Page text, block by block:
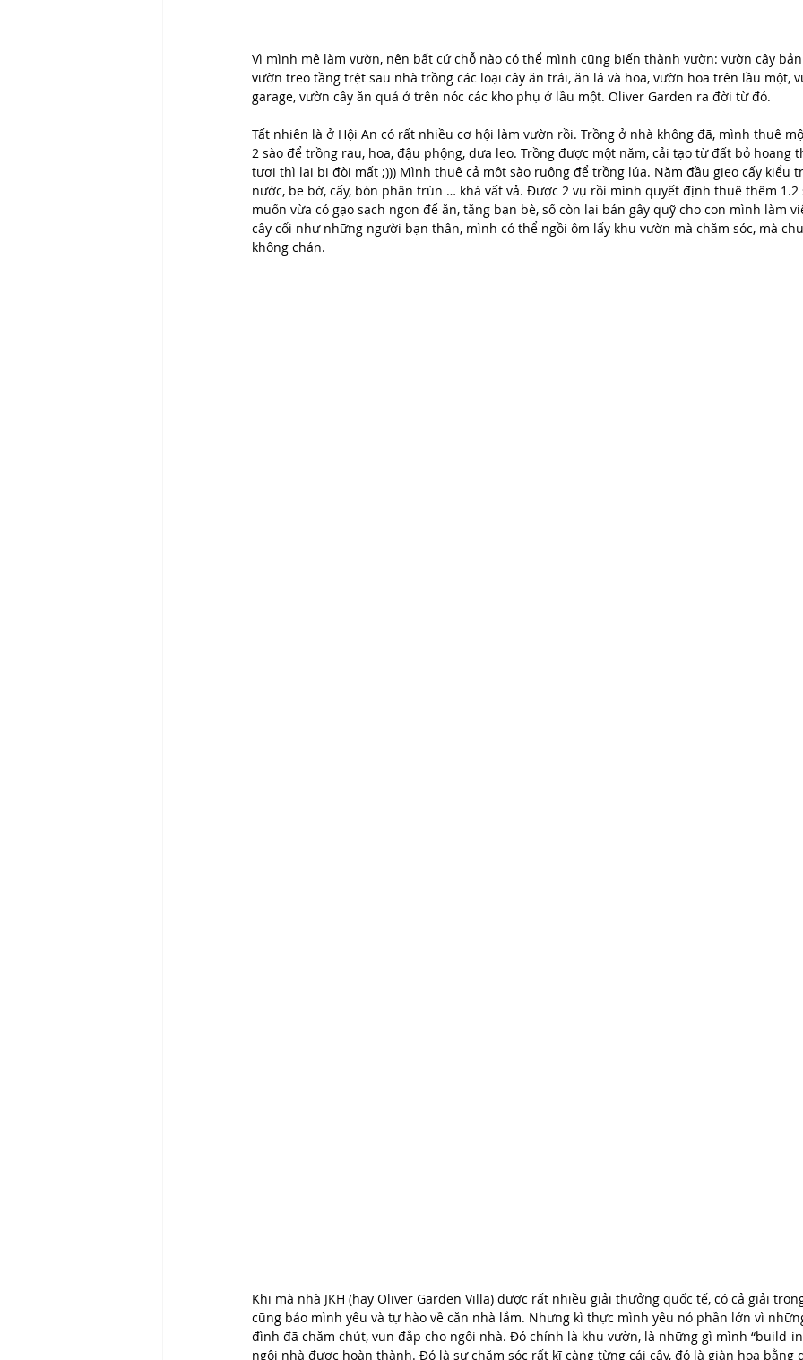
Vì mình mê làm vườn, nên bất cứ chỗ nào có thể mình cũng biến thành vườn: vườn cây
vườn treo tầng trệt sau nhà trồng các loại cây ăn trái, ăn lá và hoa, vườn hoa trên lầu một,
garage, vườn cây ăn quả ở trên nóc các kho phụ ở lầu một. Oliver Garden ra đời từ đó.
Tất nhiên là ở Hội An có rất nhiều cơ hội làm vườn rồi. Trồng ở nhà không đã, mình thuê
2 sào để trồng rau, hoa, đậu phộng, dưa leo. Trồng được một năm, cải tạo từ đất bỏ hoang
tươi thì lại bị đòi mất ;))) Mình thuê cả một sào ruộng để trồng lúa. Năm đầu gieo cấy kiểu
nước, be bờ, cấy, bón phân trùn … khá vất vả. Được 2 vụ rồi mình quyết định thuê thêm 1.2
muốn vừa có gạo sạch ngon để ăn, tặng bạn bè, số còn lại bán gây quỹ cho con mình làm
cây cối như những người bạn thân, mình có thể ngồi ôm lấy khu vườn mà chăm sóc, mà
không chán.
Khi mà nhà JKH (hay Oliver Garden Villa) được rất nhiều giải thưởng quốc tế, có cả giải
cũng bảo mình yêu và tự hào về căn nhà lắm. Nhưng kì thực mình yêu nó phần lớn vì
đình đã chăm chút, vun đắp cho ngôi nhà. Đó chính là khu vườn, là những gì mình “build-
ngôi nhà được hoàn thành. Đó là sự chăm sóc rất kĩ càng từng cái cây, đó là giàn hoa bằng